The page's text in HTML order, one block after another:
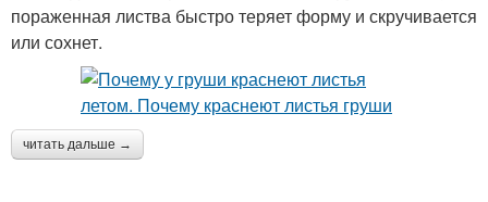
пораженная листва быстро теряет форму и скручивается
или сохнет.
читать дальше →